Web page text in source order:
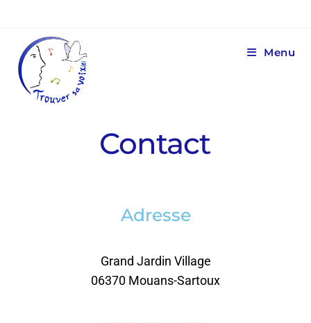
Menu
Contact
Adresse
Grand Jardin Village
06370 Mouans-Sartoux